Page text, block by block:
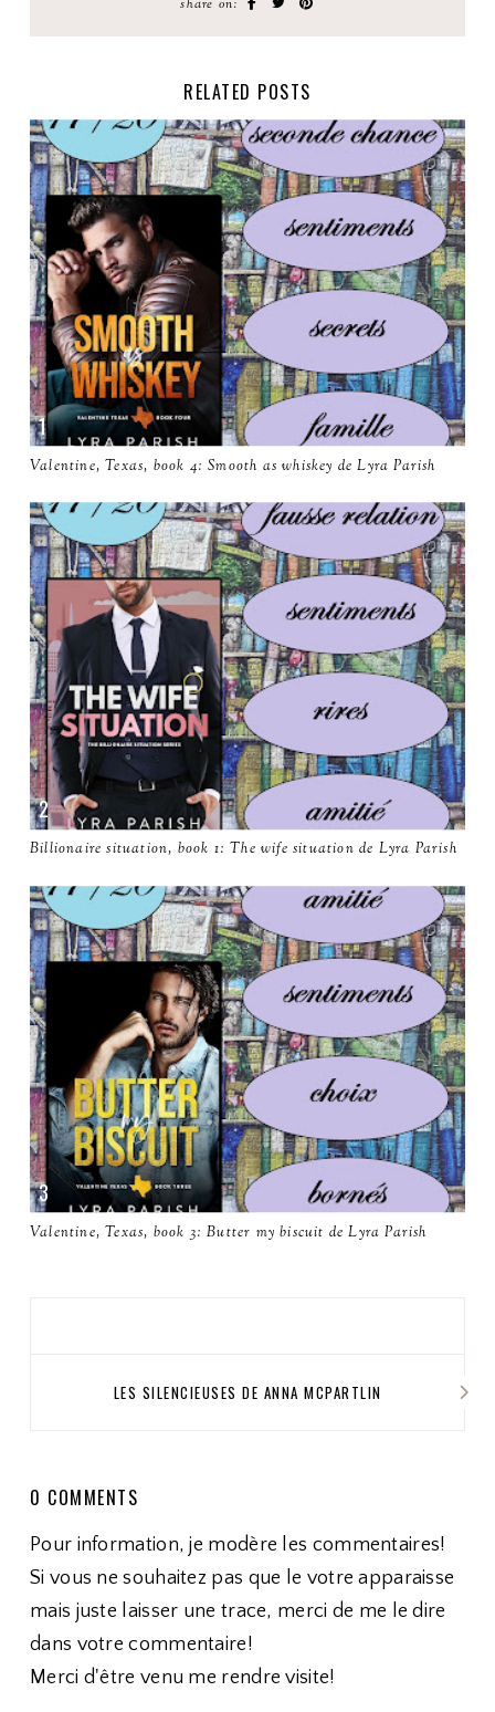
share on:
RELATED POSTS
Valentine, Texas, book 4: Smooth as whiskey de Lyra Parish
Billionaire situation, book 1: The wife situation de Lyra Parish
Valentine, Texas, book 3: Butter my biscuit de Lyra Parish
LES SILENCIEUSES DE ANNA MCPARTLIN
0 COMMENTS
Pour information, je modère les commentaires!
Si vous ne souhaitez pas que le votre apparaisse
mais juste laisser une trace, merci de me le dire
dans votre commentaire!
Merci d'être venu me rendre visite!